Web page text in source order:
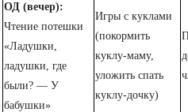
ОД (вечер):
Чтение потешки
«Ладушки,
ладушки, где
были? — У
бабушки»
Игры с куклами
(покормить
куклу-маму,
уложить спать
куклу-дочку)